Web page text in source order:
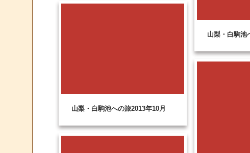
山梨・白駒池
山梨・白駒池への旅2013年10月